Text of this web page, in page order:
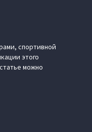
спортивной
этого
можно